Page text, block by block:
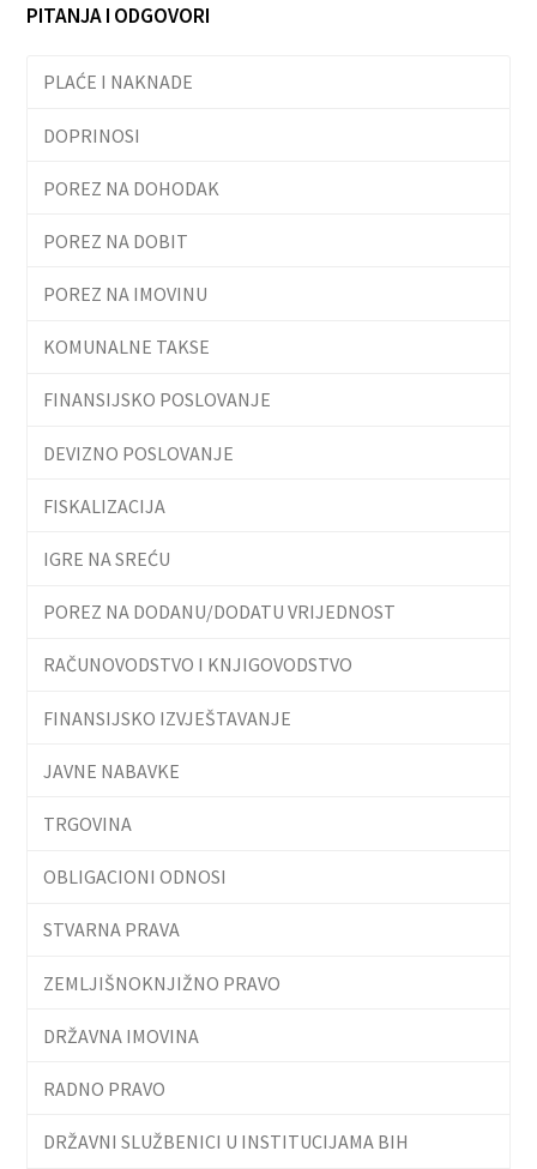
PITANJA I ODGOVORI
PLAĆE I NAKNADE
DOPRINOSI
POREZ NA DOHODAK
POREZ NA DOBIT
POREZ NA IMOVINU
KOMUNALNE TAKSE
FINANSIJSKO POSLOVANJE
DEVIZNO POSLOVANJE
FISKALIZACIJA
IGRE NA SREĆU
POREZ NA DODANU/DODATU VRIJEDNOST
RAČUNOVODSTVO I KNJIGOVODSTVO
FINANSIJSKO IZVJEŠTAVANJE
JAVNE NABAVKE
TRGOVINA
OBLIGACIONI ODNOSI
STVARNA PRAVA
ZEMLJIŠNOKNJIŽNO PRAVO
DRŽAVNA IMOVINA
RADNO PRAVO
DRŽAVNI SLUŽBENICI U INSTITUCIJAMA BIH